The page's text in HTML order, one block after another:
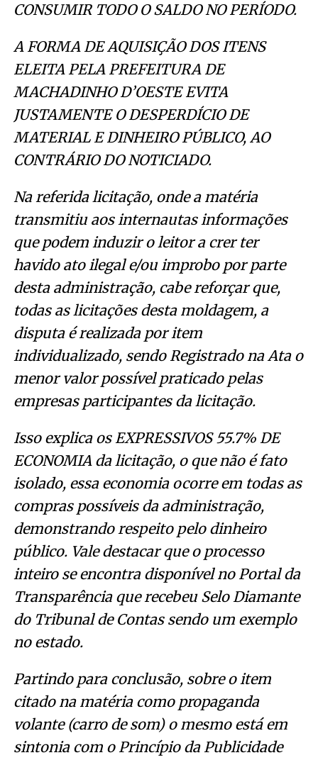
CONSUMIR TODO O SALDO NO PERÍODO.
A FORMA DE AQUISIÇÃO DOS ITENS
ELEITA PELA PREFEITURA DE
MACHADINHO D’OESTE EVITA
JUSTAMENTE O DESPERDÍCIO DE
MATERIAL E DINHEIRO PÚBLICO, AO
CONTRÁRIO DO NOTICIADO.
Na referida licitação, onde a matéria
transmitiu aos internautas informações
que podem induzir o leitor a crer ter
havido ato ilegal e/ou improbo por parte
desta administração, cabe reforçar que,
todas as licitações desta moldagem, a
disputa é realizada por item
individualizado, sendo Registrado na Ata o
menor valor possível praticado pelas
empresas participantes da licitação.
Isso explica os EXPRESSIVOS 55.7% DE
ECONOMIA da licitação, o que não é fato
isolado, essa economia ocorre em todas as
compras possíveis da administração,
demonstrando respeito pelo dinheiro
público. Vale destacar que o processo
inteiro se encontra disponível no Portal da
Transparência que recebeu Selo Diamante
do Tribunal de Contas sendo um exemplo
no estado.
Partindo para conclusão, sobre o item
citado na matéria como propaganda
volante (carro de som) o mesmo está em
sintonia com o Princípio da Publicidade